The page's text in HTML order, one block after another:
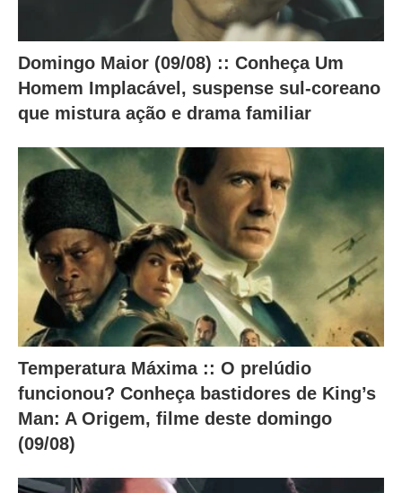
o
a
b
a
i
o
.
Domingo Maior (09/08) :: Conheça Um
Homem Implacável, suspense sul-coreano
que mistura ação e drama familiar
Temperatura Máxima :: O prelúdio
funcionou? Conheça bastidores de King’s
Man: A Origem, filme deste domingo
(09/08)